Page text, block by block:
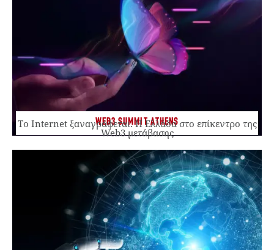
WEB3 SUMMIT ATHENS
Το Internet ξαναγράφεται. Η Ελλάδα στο επίκεντρο της
Web3 μετάβασης